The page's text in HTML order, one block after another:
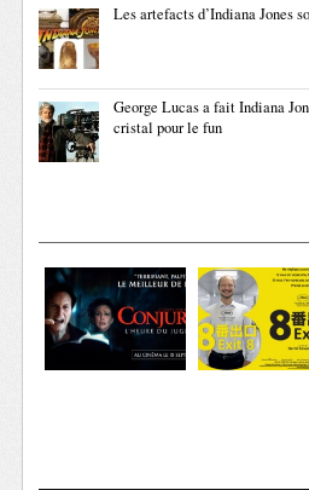
Les artefacts d’Indiana Jones
George Lucas a fait Indiana
cristal pour le fun